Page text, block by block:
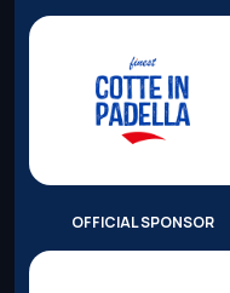
OFFICIAL SPONSOR